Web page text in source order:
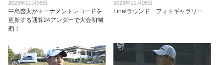
2023年11月05日
中島啓太がトーナメントレコードを
更新する通算24アンダーで大会初制
覇！
2023年11月05日
Finalラウンド フォトギャラリー